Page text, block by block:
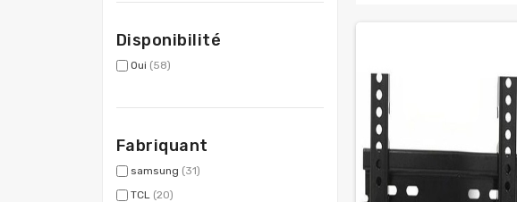
Disponibilité
Oui (58)
Fabriquant
samsung (31)
TCL (20)